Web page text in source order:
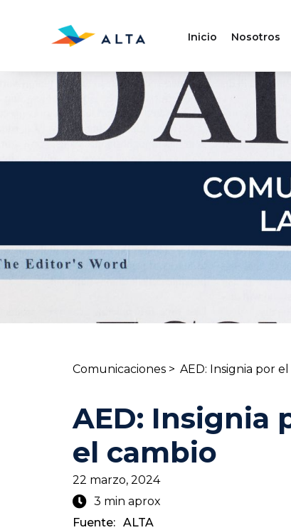
Inicio Nosotros
Comunicaciones > AED: Insignia por
AED: Insignia
el cambio
22 marzo, 2024
3 min aprox
Fuente: ALTA